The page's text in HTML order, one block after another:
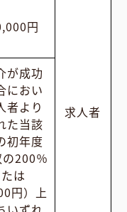
円
が成功
におい
者より
た当該
初年度
200％
たは
円）上
求人者